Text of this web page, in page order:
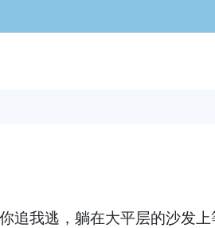
我逃，躺在大平层的沙发上